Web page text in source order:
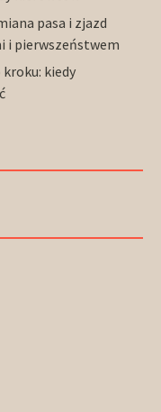
pasa i zjazd
i pierwszeństwem
kiedy